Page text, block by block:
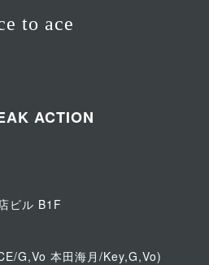
to ace
ACTION
ビル B1F
G,Vo 本田海月/Key,G,Vo)